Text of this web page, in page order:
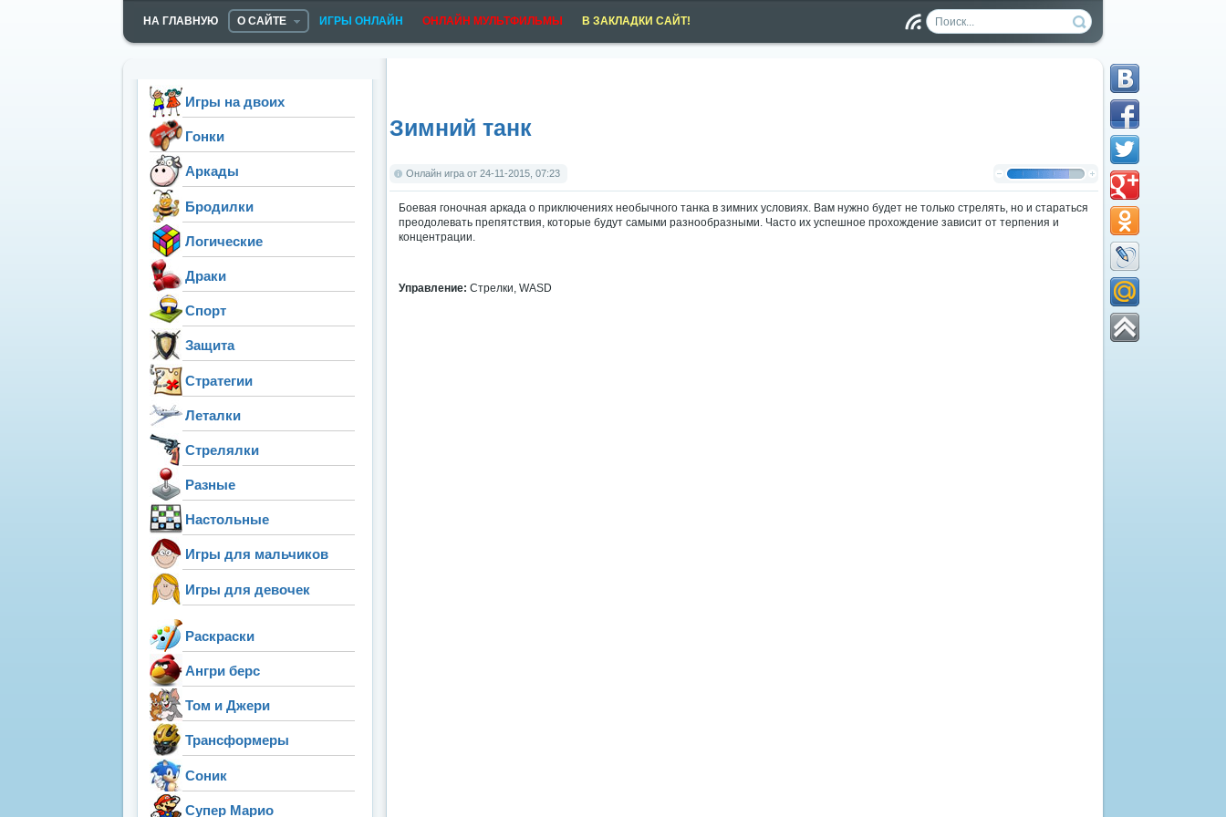
НА ГЛАВНУЮ О САЙТЕ ИГРЫ ОНЛАЙН ОНЛАЙН МУЛЬТФИЛЬМЫ
В ЗАКЛАДКИ САЙТ!
ен
Зимний танк
Онлайн игра от 24-11-2015, 07:23
Боевая гоночная аркада о приключениях необычного танка в зимних условиях. Вам нужно будет не только стрелять, но и стараться
преодолевать препятствия, которые будут самыми разнообразными. Часто их успешное прохождение зависит от терпения и
концентрации.
Управление: Стрелки, WASD
Игры на двоих
Гонки
Аркады
Бродилки
Логические
Драки
Спорт
Защита
Стратегии
Леталки
Стрелялки
Разные
Настольные
Игры для мальчиков
Игры для девочек
Раскраски
Ангри берс
Том и Джери
Трансформеры
Соник
Супер Марио